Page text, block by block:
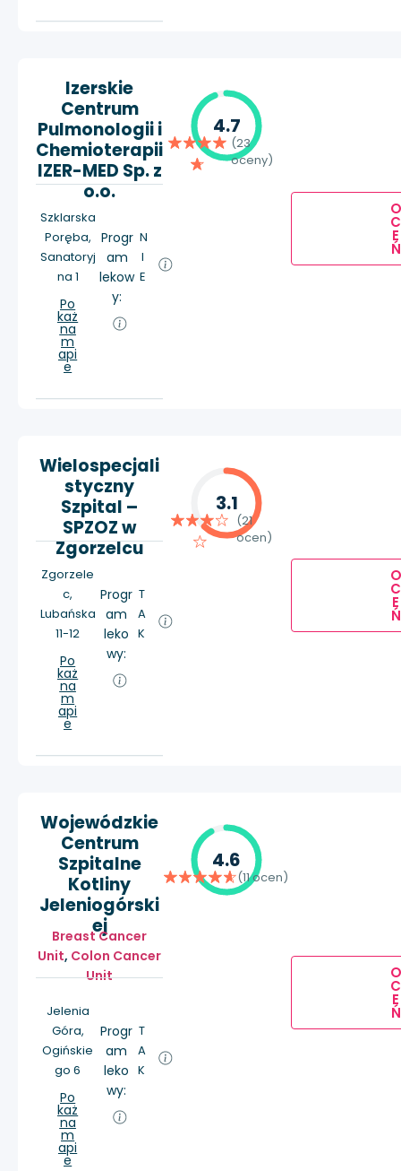
Izerskie
Centrum
Pulmonologii i
Chemioterapii
IZER-MED Sp. z
o.o.
Szklarska
Poręba,
Sanatoryj
na 1
Po
każ
na
m
api
e
Progr
am
lekow
y:
N
I
E
4.7
(23
oceny)
O
C
E
Ń
Wielospecjali
styczny
Szpital –
SPZOZ w
Zgorzelcu
Zgorzele
c,
Lubańska
11-12
Po
każ
na
m
api
e
Progr
am
leko
wy:
T
A
K
3.1
(21
ocen)
O
C
E
Ń
Wojewódzkie
Centrum
Szpitalne
Kotliny
Jeleniogórski
ej
Breast Cancer
Unit, Colon Cancer
Unit
Jelenia
Góra,
Ogińskie
go 6
Po
każ
na
m
api
e
Progr
am
leko
wy:
T
A
K
4.6
(11 ocen)
O
C
E
Ń